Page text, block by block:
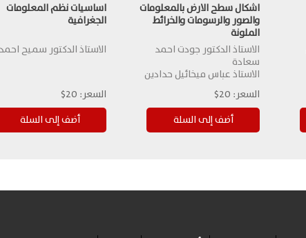
اشكال سطح الارض بالمعلومات
والصور والرسومات والخرائط
الملونة
الاستاذ الدكتور جودت احمد
سعادة
الاستاذ عباس ميخائيل حدادين
السعر: 20$
اساسيات نظم المعلومات
الجغرافية
الاستاذ الدكتور سميح
السعر: 20$